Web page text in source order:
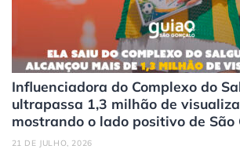
Influenciadora do Complexo do
ultrapassa 1,3 milhão de
mostrando o lado positivo de São
21 DE JULHO, 2026